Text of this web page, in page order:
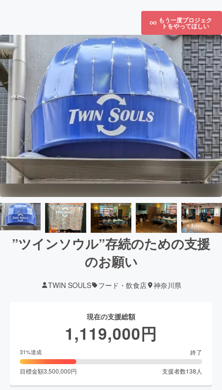
もう一度プロジェク
トをやってほしい
”ツインソウル”存続のための支援
のお願い
TWIN SOULS フード・飲食店 神奈川県
現在の支援総額
1,119,000円
31%達成 終了
目標金額3,500,000円 支援者数138 人